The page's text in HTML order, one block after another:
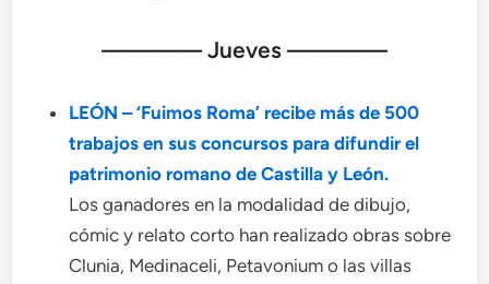
———— Jueves ————
LEÓN – ‘Fuimos Roma’ recibe más de 500
trabajos en sus concursos para difundir el
patrimonio romano de Castilla y León.
Los ganadores en la modalidad de dibujo,
cómic y relato corto han realizado obras sobre
Clunia, Medinaceli, Petavonium o las villas